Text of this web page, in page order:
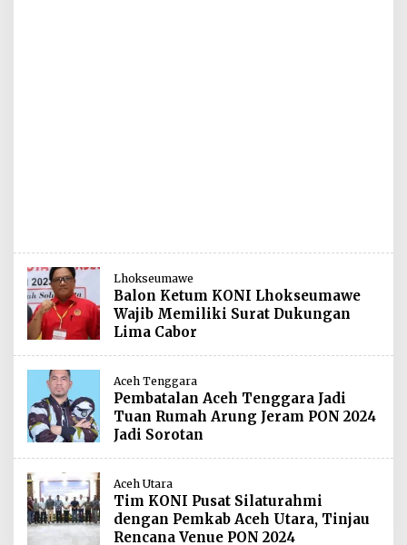
Lhokseumawe
Balon Ketum KONI Lhokseumawe
Wajib Memiliki Surat Dukungan
Lima Cabor
Aceh Tenggara
Pembatalan Aceh Tenggara Jadi
Tuan Rumah Arung Jeram PON 2024
Jadi Sorotan
Aceh Utara
Tim KONI Pusat Silaturahmi
dengan Pemkab Aceh Utara, Tinjau
Rencana Venue PON 2024